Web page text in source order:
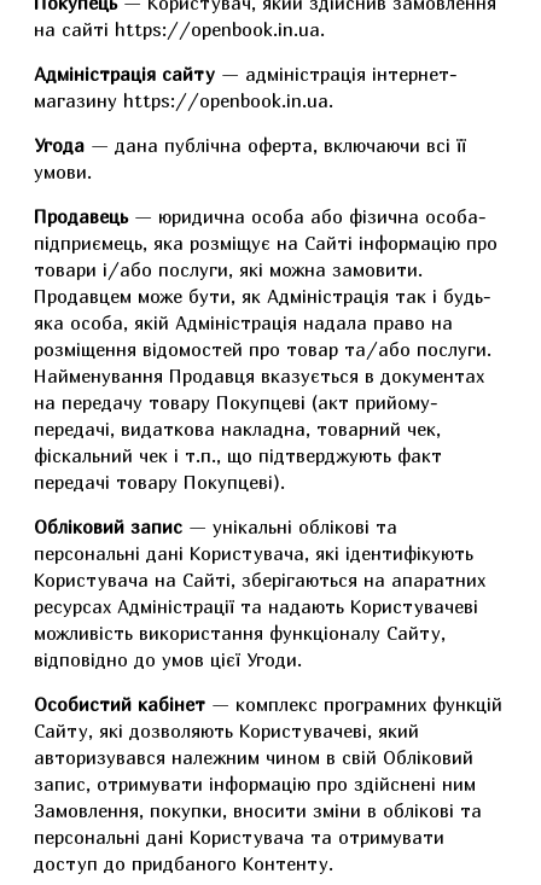
на сайті https://openbook.in.ua.
Адміністрація сайту — адміністрація інтернет-
магазину https://openbook.in.ua.
Угода — дана публічна оферта, включаючи всі її
умови.
Продавець— юридична особа або фізична особа-
підприємець, яка розміщує на Сайті інформацію про
товари і/або послуги, які можна замовити.
Продавцем може бути, як Адміністрація так і будь-
яка особа, якій Адміністрація надала право на
розміщення відомостей про товар та/або послуги.
Найменування Продавця вказується в документах
на передачу товару Покупцеві (акт прийому-
передачі, видаткова накладна, товарний чек,
фіскальний чек і т.п., що підтверджують факт
передачі товару Покупцеві).
Обліковий запис — унікальні облікові та
персональні дані Користувача, які ідентифікують
Користувача на Сайті, зберігаються на апаратних
ресурсах Адміністрації та надають Користувачеві
можливість використання функціоналу Сайту,
відповідно до умов цієї Угоди.
Особистий кабінет — комплекс програмних функцій
Сайту, які дозволяють Користувачеві, який
авторизувався належним чином в свій Обліковий
запис, отримувати інформацію про здійснені ним
Замовлення, покупки, вносити зміни в облікові та
персональні дані Користувача та отримувати
доступ до придбаного Контенту.